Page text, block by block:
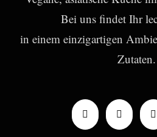
Bei uns findet Ihr
in einem einzigartigen
Zutaten.